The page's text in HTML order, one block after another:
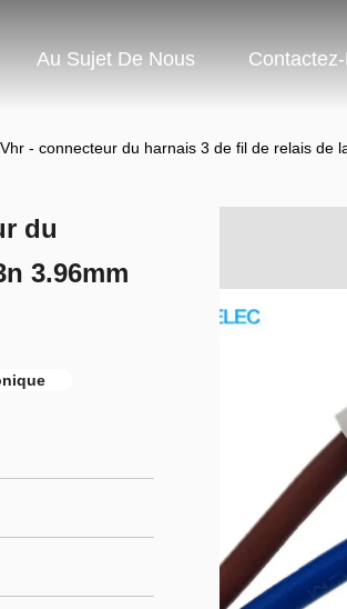
Au Sujet De Nous
- connecteur du harnais 3 de fil de relais
du
3.96mm